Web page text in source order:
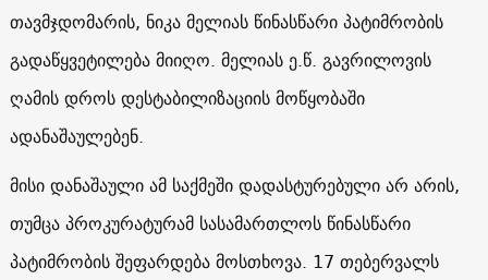
თავმჯდომარის, ნიკა მელიას წინასწარი პატიმრობის
გადაწყვეტილება მიიღო. მელიას ე.წ. გავრილოვის
ღამის დროს დესტაბილიზაციის მოწყობაში
ადანაშაულებენ.
მისი დანაშაული ამ საქმეში დადასტურებული არ არის,
თუმცა პროკურატურამ სასამართლოს წინასწარი
პატიმრობის შეფარდება მოსთხოვა. 17 თებერვალს